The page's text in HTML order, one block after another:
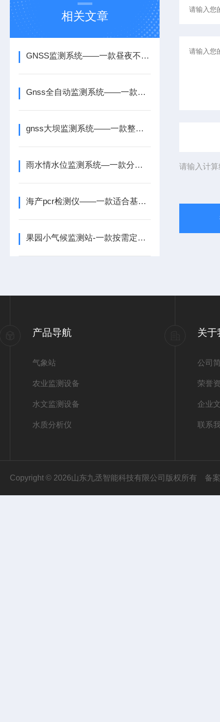
相关文章
GNSS监测系统——一款昼夜不间断观测的GNSS观测站2025全+境+派+送
Gnss全自动监测系统——一款长期数据积累的高精度北斗 gnss监测系统2025
gnss大坝监测系统——一款整体位移感知的隧道gnss监测系统2025
雨水情水位监测系统—一款分析洪水风险的智慧河道水位流量监测系统+派+送
海产pcr检测仪——一款适合基层防疫的家禽pcr检测仪2026+派+送
果园小气候监测站-一款按需定制的农田小气候监测系统@直送2024全+境+派+送
请输入计
产品导航
气象站
农业监测设备
水文监测设备
水质分析仪
关于
公司
荣誉
企业
联系
Copyright © 2026山东九丞智能科技有限公司版权所有 备